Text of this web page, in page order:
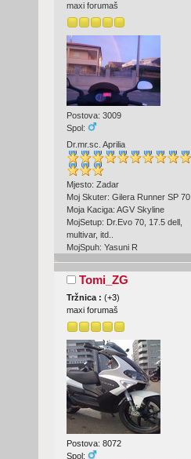
maxi forumaš
Postova: 3009
Spol:
Dr.mr.sc. Aprilia
Mjesto: Zadar
Moj Skuter: Gilera Runner SP 70
Moja Kaciga: AGV Skyline
MojSetup: Dr.Evo 70, 17.5 dell,
multivar, itd..
MojSpuh: Yasuni R
Tomi_ZG
Tržnica : (+3)
maxi forumaš
Postova: 8072
Spol: